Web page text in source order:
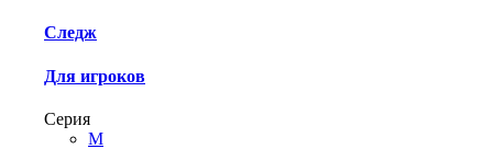
Следж
Для игроков
Серия
М